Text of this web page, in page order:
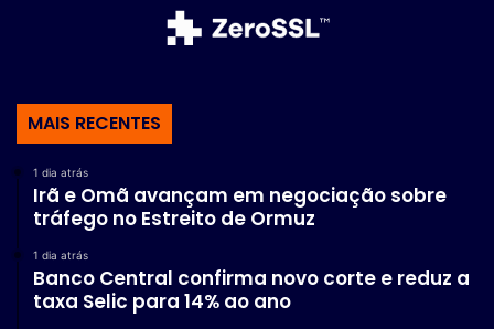
MAIS RECENTES
1 dia atrás
Irã e Omã avançam em negociação sobre
tráfego no Estreito de Ormuz
1 dia atrás
Banco Central confirma novo corte e reduz a
taxa Selic para 14% ao ano